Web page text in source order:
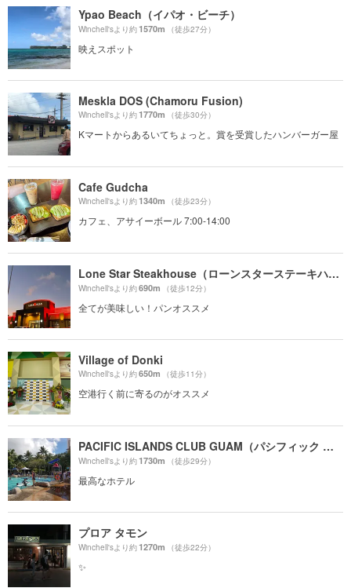
Ypao Beach（イパオ・ビーチ）
Winchell'sより約1570m （徒歩27分）
映えスポット
Meskla DOS (Chamoru Fusion)
Winchell'sより約1770m （徒歩30分）
Kマートからあるいてちょっと。賞を受賞したハンバーガー屋
Cafe Gudcha
Winchell'sより約1340m （徒歩23分）
カフェ、アサイーボール 7:00-14:00
Lone Star Steakhouse（ローンスターステーキハウス）
Winchell'sより約690m （徒歩12分）
全てが美味しい！パンオススメ
Village of Donki
Winchell'sより約650m （徒歩11分）
空港行く前に寄るのがオススメ
PACIFIC ISLANDS CLUB GUAM（パシフィック アイランド クラブ グアム）
Winchell'sより約1730m （徒歩29分）
最高なホテル
プロア タモン
Winchell'sより約1270m （徒歩22分）
✨